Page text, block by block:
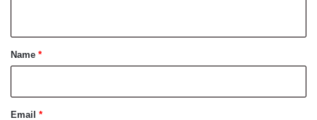
*Name *
Email *